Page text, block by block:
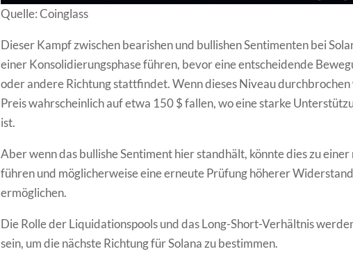
Quelle: Coinglass
Dieser Kampf zwischen bearishen und bullishen Sentimenten bei
einer Konsolidierungsphase führen, bevor eine entscheidende
oder andere Richtung stattfindet. Wenn dieses Niveau
Preis wahrscheinlich auf etwa 150 $ fallen, wo eine starke
ist.
Aber wenn das bullishe Sentiment hier standhält, könnte dies zu
führen und möglicherweise eine erneute Prüfung höherer
ermöglichen.
Die Rolle der Liquidationspools und das Long-Short-Verhältnis
sein, um die nächste Richtung für Solana zu bestimmen.